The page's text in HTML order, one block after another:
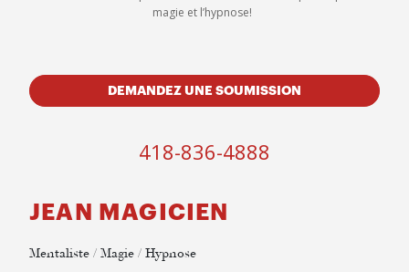
magie et l’hypnose!
DEMANDEZ UNE SOUMISSION
418-836-4888
JEAN MAGICIEN
Mentaliste / Magie / Hypnose